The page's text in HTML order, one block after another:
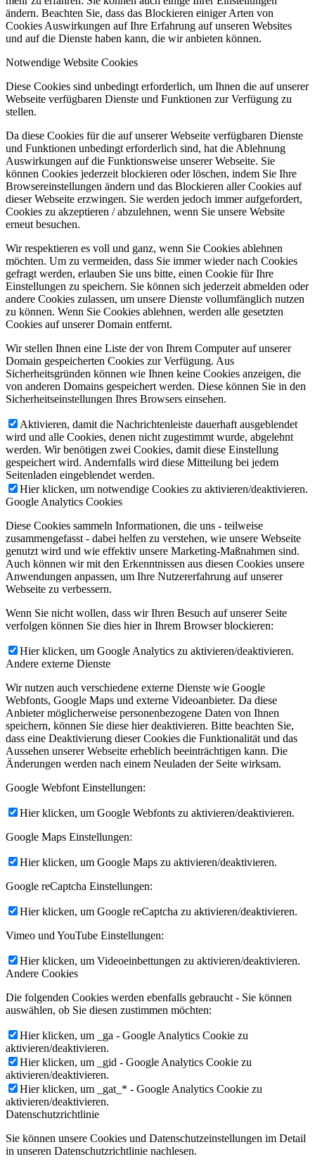
ändern. Beachten Sie, dass das Blockieren einiger Arten von
Cookies Auswirkungen auf Ihre Erfahrung auf unseren Websites
und auf die Dienste haben kann, die wir anbieten können.
Notwendige Website Cookies
Diese Cookies sind unbedingt erforderlich, um Ihnen die auf unserer
Webseite verfügbaren Dienste und Funktionen zur Verfügung zu
stellen.
Da diese Cookies für die auf unserer Webseite verfügbaren Dienste
und Funktionen unbedingt erforderlich sind, hat die Ablehnung
Auswirkungen auf die Funktionsweise unserer Webseite. Sie
können Cookies jederzeit blockieren oder löschen, indem Sie Ihre
Browsereinstellungen ändern und das Blockieren aller Cookies auf
dieser Webseite erzwingen. Sie werden jedoch immer aufgefordert,
Cookies zu akzeptieren / abzulehnen, wenn Sie unsere Website
erneut besuchen.
Wir respektieren es voll und ganz, wenn Sie Cookies ablehnen
möchten. Um zu vermeiden, dass Sie immer wieder nach Cookies
gefragt werden, erlauben Sie uns bitte, einen Cookie für Ihre
Einstellungen zu speichern. Sie können sich jederzeit abmelden oder
andere Cookies zulassen, um unsere Dienste vollumfänglich nutzen
zu können. Wenn Sie Cookies ablehnen, werden alle gesetzten
Cookies auf unserer Domain entfernt.
Wir stellen Ihnen eine Liste der von Ihrem Computer auf unserer
Domain gespeicherten Cookies zur Verfügung. Aus
Sicherheitsgründen können wie Ihnen keine Cookies anzeigen, die
von anderen Domains gespeichert werden. Diese können Sie in den
Sicherheitseinstellungen Ihres Browsers einsehen.
Aktivieren, damit die Nachrichtenleiste dauerhaft ausgeblendet
wird und alle Cookies, denen nicht zugestimmt wurde, abgelehnt
werden. Wir benötigen zwei Cookies, damit diese Einstellung
gespeichert wird. Andernfalls wird diese Mitteilung bei jedem
Seitenladen eingeblendet werden.
Hier klicken, um notwendige Cookies zu aktivieren/deaktivieren.
Google Analytics Cookies
Diese Cookies sammeln Informationen, die uns - teilweise
zusammengefasst - dabei helfen zu verstehen, wie unsere Webseite
genutzt wird und wie effektiv unsere Marketing-Maßnahmen sind.
Auch können wir mit den Erkenntnissen aus diesen Cookies unsere
Anwendungen anpassen, um Ihre Nutzererfahrung auf unserer
Webseite zu verbessern.
Wenn Sie nicht wollen, dass wir Ihren Besuch auf unserer Seite
verfolgen können Sie dies hier in Ihrem Browser blockieren:
Hier klicken, um Google Analytics zu aktivieren/deaktivieren.
Andere externe Dienste
Wir nutzen auch verschiedene externe Dienste wie Google
Webfonts, Google Maps und externe Videoanbieter. Da diese
Anbieter möglicherweise personenbezogene Daten von Ihnen
speichern, können Sie diese hier deaktivieren. Bitte beachten Sie,
dass eine Deaktivierung dieser Cookies die Funktionalität und das
Aussehen unserer Webseite erheblich beeinträchtigen kann. Die
Änderungen werden nach einem Neuladen der Seite wirksam.
Google Webfont Einstellungen:
Hier klicken, um Google Webfonts zu aktivieren/deaktivieren.
Google Maps Einstellungen:
Hier klicken, um Google Maps zu aktivieren/deaktivieren.
Google reCaptcha Einstellungen:
Hier klicken, um Google reCaptcha zu aktivieren/deaktivieren.
Vimeo und YouTube Einstellungen:
Hier klicken, um Videoeinbettungen zu aktivieren/deaktivieren.
Andere Cookies
Die folgenden Cookies werden ebenfalls gebraucht - Sie können
auswählen, ob Sie diesen zustimmen möchten:
Hier klicken, um _ga - Google Analytics Cookie zu
aktivieren/deaktivieren.
Hier klicken, um _gid - Google Analytics Cookie zu
aktivieren/deaktivieren.
Hier klicken, um _gat_* - Google Analytics Cookie zu
aktivieren/deaktivieren.
Datenschutzrichtlinie
Sie können unsere Cookies und Datenschutzeinstellungen im Detail
in unseren Datenschutzrichtlinie nachlesen.